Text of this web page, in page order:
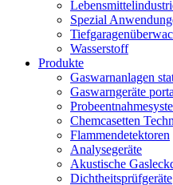
Spezial
Wasserstoff
Produkte
Gaswarnanlagen
Gaswarngeräte
Chemcasetten
Flammendetektoren
Analysegeräte
Akustische
Dichtheitsprüfgeräte